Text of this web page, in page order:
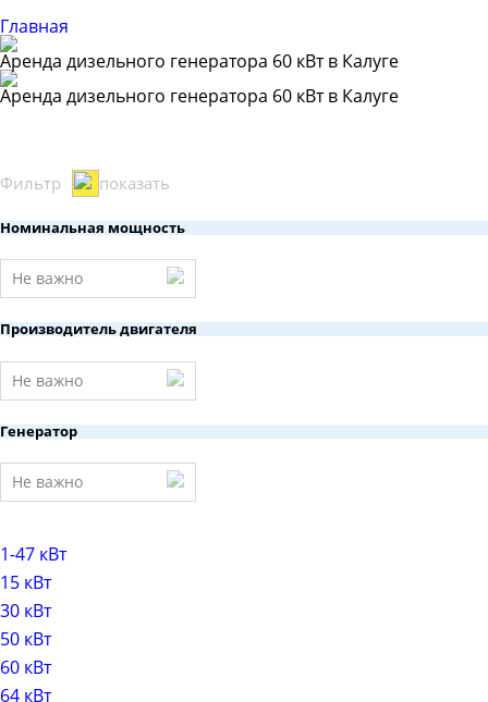
Главная
Аренда дизельного генератора 60 кВт в Калуге
Аренда дизельного генератора 60 кВт в Калуге
Фильтр показать
Номинальная мощность
Не важно
Производитель двигателя
Не важно
Генератор
Не важно
1-47 кВт
15 кВт
30 кВт
50 кВт
60 кВт
64 кВт